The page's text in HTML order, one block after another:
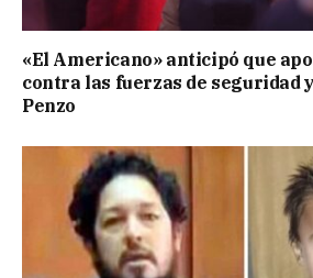
«El Americano» anticipó que
contra las fuerzas de seguridad
Penzo